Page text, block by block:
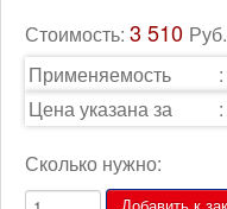
Стоимость: 3 510 Руб.
Применяемость
:
Цена указана за
:
Сколько нужно: